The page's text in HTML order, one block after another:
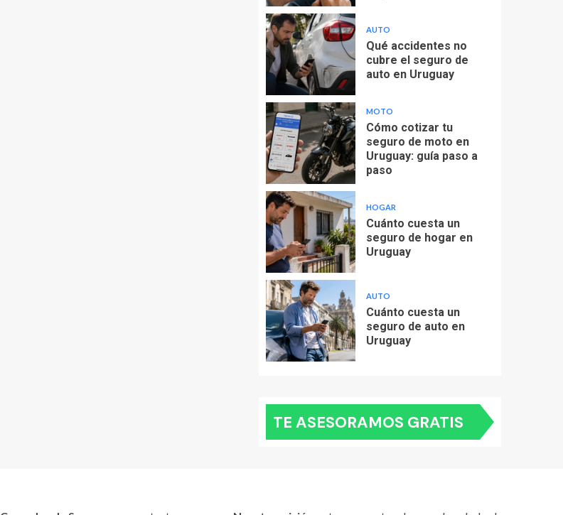
AUTO
Qué accidentes no
cubre el seguro de
auto en Uruguay
MOTO
Cómo cotizar tu
seguro de moto en
Uruguay: guía paso a
paso
HOGAR
Cuánto cuesta un
seguro de hogar en
Uruguay
AUTO
Cuánto cuesta un
seguro de auto en
Uruguay
TE ASESORAMOS GRATIS